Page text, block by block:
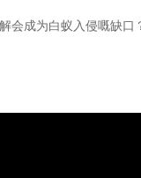
会成为白蚁入侵嘅缺口